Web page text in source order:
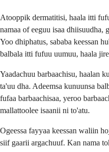
Atooppik dermatitisi, haala itti
namaa of eeguu isaa dhiisuudha,
Yoo dhiphatus, sababa keessan
balbala itti fufuu uumuu, haala
Yaadachuu barbaachisu, haalan
ta'uu dha. Adeemsa kunuunsa
fufaa barbaachisaa, yeroo
mallattoolee isaanii ni to'atu.
Ogeessa fayyaa keessan waliin
siif gaarii argachuuf. Kan nama